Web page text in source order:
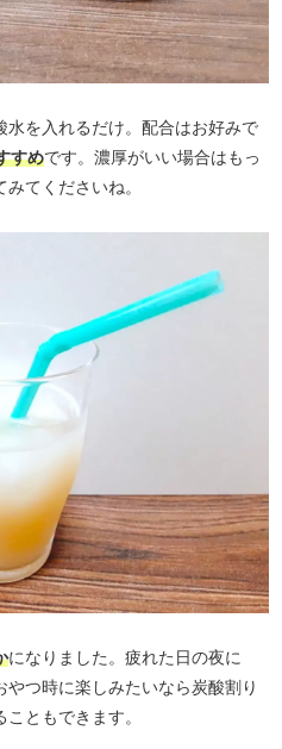
を入れるだけ。配合はお好みで
すめです。濃厚がいい場合はもっ
てくださいね。
になりました。疲れた日の夜に
つ時に楽しみたいなら炭酸割り
ともできます。